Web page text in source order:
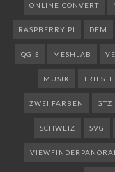
ONLINE-CONVERT
RASPBERRY PI DEM
QGIS MESHLAB
MUSIK TRIESTE
ZWEI FARBEN GTZ
SCHWEIZ SVG